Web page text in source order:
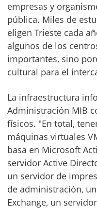
empresas y
pública. Miles de
eligen Trieste cada
algunos de los
importantes, sino
cultural para el
La infraestructura
Administración MIB
físicos. "En total,
máquinas virtuales
basa en Microsoft
servidor Active
un servidor de
de administración,
Exchange, un